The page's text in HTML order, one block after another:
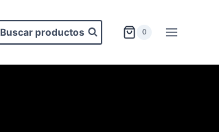
Buscar productos 0